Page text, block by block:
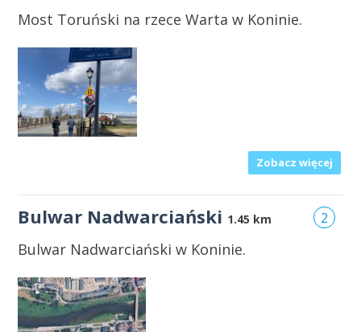
Most Toruński na rzece Warta w Koninie.
Zobacz więcej
Bulwar Nadwarciański 2
1.45 km
Bulwar Nadwarciański w Koninie.